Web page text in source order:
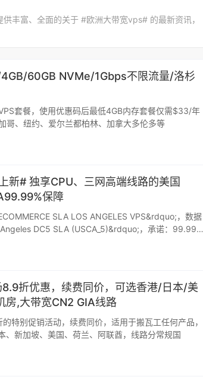
丰富、全面的关于 #欧洲大带宽vps# 的最新资讯，
60GB NVMe/1Gbps不限流量/洛杉
套餐，使用优惠码后最低4GB内存套餐仅需$33/年
哥、纽约、爱尔兰都柏林、加拿大多伦多等
# 独享CPU、三网高端线路的美国
保障
SLA LOS ANGELES VPS&rdquo;，数据
DC5 SLA (USCA_5)&rdquo;，承诺：99.99%
折优惠，续费同价，可选香港/日本/美
房,大带宽CN2 GIA线路
特别促销活动，续费同价，适用于搬瓦工任何产品，
、新加坡、美国、荷兰、阿联酋，线路分常规国